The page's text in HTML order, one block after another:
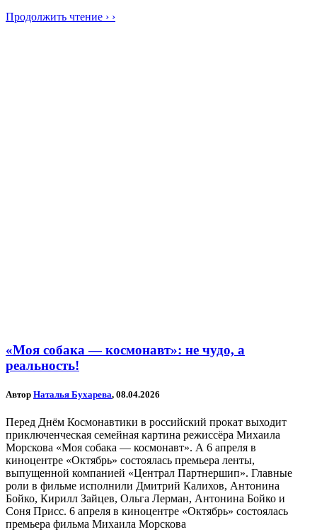
Продолжить чтение › ›
«Моя собака — космонавт»: не чудо, а
реальность!
Автор Наталья Бухарева, 08.04.2026
Перед Днём Космонавтики в российский прокат выходит
приключенческая семейная картина режиссёра Михаила
Морскова «Моя собака — космонавт». А 6 апреля в
киноцентре «Октябрь» состоялась премьера ленты,
выпущенной компанией «Централ Партнершип». Главные
роли в фильме исполнили Дмитрий Калихов, Антонина
Бойко, Кирилл Зайцев, Ольга Лерман, Антонина Бойко и
Соня Присс. 6 апреля в киноцентре «Октябрь» состоялась
премьера фильма Михаила Морскова